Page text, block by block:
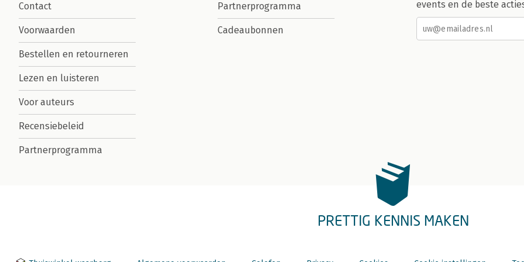
Contact
Voorwaarden
Bestellen en retourneren
Lezen en luisteren
Voor auteurs
Recensiebeleid
Partnerprogramma
Partnerprogramma
Cadeaubonnen
events en de beste
PRETTIG KENNIS MAKEN